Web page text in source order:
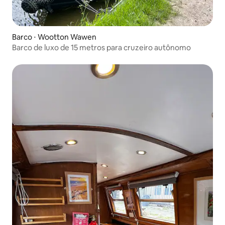
Barco ⋅ Wootton Wawen
Barco de luxo de 15 metros para cruzeiro autônomo